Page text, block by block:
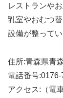
レストランや
乳室やおむつ
設備が整ってい
住所:青森県青
電話番号:0176-
アクセス:（電